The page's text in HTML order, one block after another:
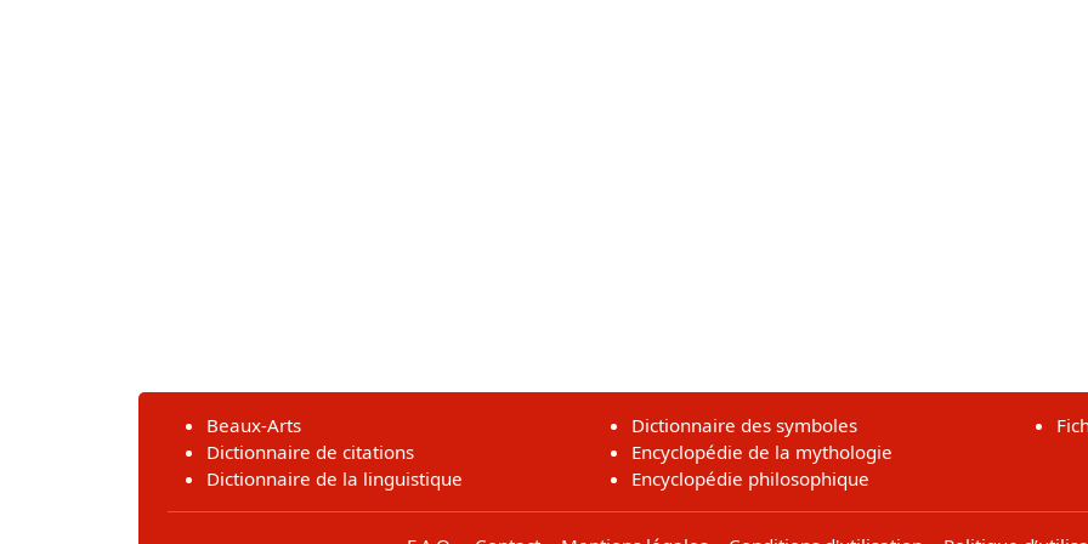
Beaux-Arts
Dictionnaire de citations
Dictionnaire de la linguistique
Dictionnaire des symboles
Encyclopédie de la mythologie
Encyclopédie philosophique